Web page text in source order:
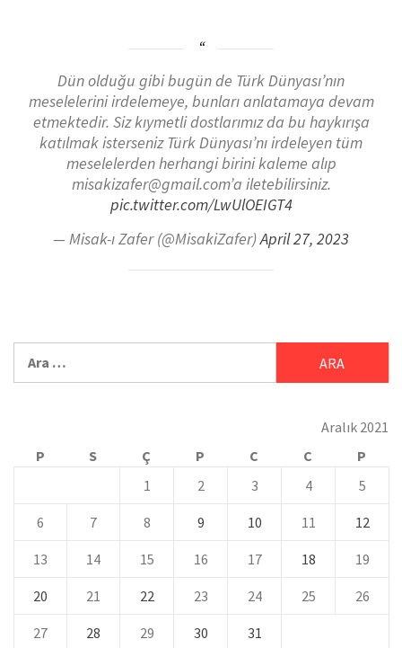
Dün olduğu gibi bugün de Türk Dünyası’nın
meselelerini irdelemeye, bunları anlatamaya devam
etmektedir. Siz kıymetli dostlarımız da bu haykırışa
katılmak isterseniz Türk Dünyası’nı irdeleyen tüm
meselelerden herhangi birini kaleme alıp
misakizafer@gmail.com’a iletebilirsiniz.
pic.twitter.com/LwUlOEIGT4
— Misak-ı Zafer (@MisakiZafer)April 27, 2023
Aralık 2021
P
S Ç P C C
P
1
2 3 4 5
6 7 8 9 10 11 12
13 14 15 16 17 18 19
20 21 22 23 24 25 26
27 28 29 30
31